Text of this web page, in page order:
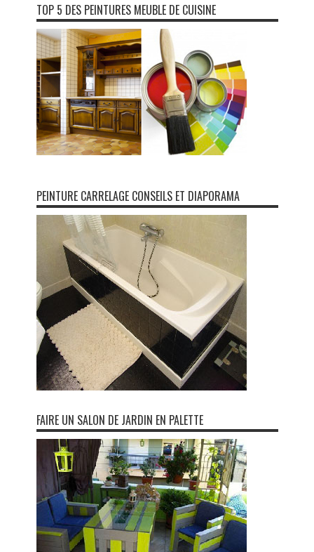
TOP 5 DES PEINTURES MEUBLE DE CUISINE
PEINTURE CARRELAGE CONSEILS ET DIAPORAMA
FAIRE UN SALON DE JARDIN EN PALETTE